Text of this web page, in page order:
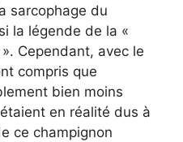
sarcophage du
la légende de la «
Cependant, avec le
compris que
bien moins
en réalité dus à
ce champignon